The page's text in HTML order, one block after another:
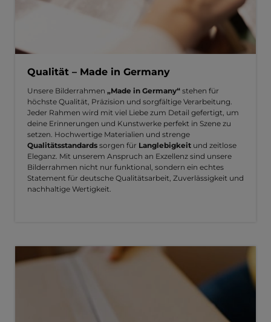
Qualität – Made in Germany
Unsere Bilderrahmen „Made in Germany“ stehen für
höchste Qualität, Präzision und sorgfältige Verarbeitung.
Jeder Rahmen wird mit viel Liebe zum Detail gefertigt, um
deine Erinnerungen und Kunstwerke perfekt in Szene zu
setzen. Hochwertige Materialien und strenge
Qualitätsstandards sorgen für Langlebigkeit und zeitlose
Eleganz. Mit unserem Anspruch an Exzellenz sind unsere
Bilderrahmen nicht nur funktional, sondern ein echtes
Statement für deutsche Qualitätsarbeit, Zuverlässigkeit und
nachhaltige Wertigkeit.